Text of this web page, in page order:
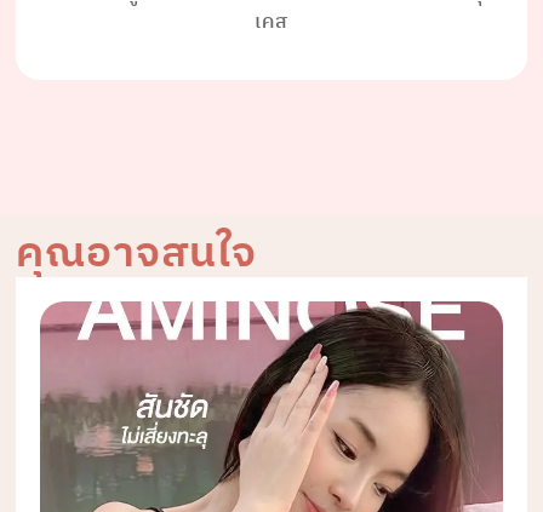
เคส
คุณอาจสนใจ